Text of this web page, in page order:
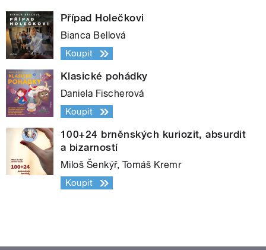
Případ Holečkovi
Bianca Bellová
Koupit
Klasické pohádky
Daniela Fischerová
Koupit
100+24 brněnských kuriozit, absurdit
a bizarností
Miloš Šenkýř, Tomáš Kremr
Koupit